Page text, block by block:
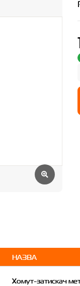
НАЗВА
Хомут-затискач